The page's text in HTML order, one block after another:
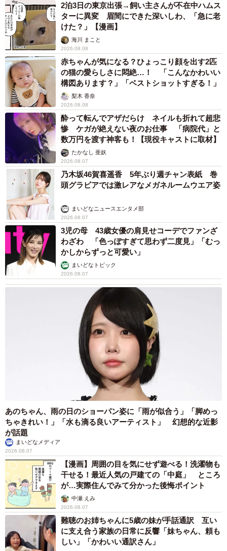
2泊3日の東京出張→飼い主さんが不在中ハムス
ターに異変 眉間にできた深いしわ、「急に老
けた？」【漫画】
海川 まこと
2026.08.08
赤ちゃんが気になる？ひょっこり顔を出す2匹
の猫の愛らしさに悶絶…！ 「こんなかわいい
構図あります？」「ベストショットすぎる！」
梨木 香奈
2026.08.08
酔って転んでアザだらけ ネイルも折れて超悲
惨 ケガが絶えない夜のお仕事 「病院代」と
数万円を渡す神客も！【現役キャストに取材】
たかなし 亜妖
2026.08.07
乃木坂46賀喜遥香 5年ぶり週チャン表紙 巻
頭グラビアでは激レアなメガネルームウエア姿
まいどなニュースエンタメ部
2026.08.07
3児の母 43歳女優の肩見せコーデでファンざ
わざわ 「色っぽすぎて思わず二度見」「むっ
かしからずっと可愛い」
まいどなトピック
2026.08.07
あのちゃん、雨の日のショーパン姿に「雨が似合う」「脚めっ
ちゃきれい！」「水も滴る良いアーティスト」 幻想的な近影
が話題
まいどなメディア
2026.08.07
【漫画】周囲の目を気にせず遊べる！洗濯物も
干せる！最近人気の戸建ての「中庭」 ところ
が…実際住んでみて分かった後悔ポイント
中瀬 えみ
2026.08.07
難聴のお姉ちゃんに5歳の妹が手話通訳 互い
に支え合う家族の日常に反響「妹ちゃん、頼も
しい」「かわいい通訳さん」